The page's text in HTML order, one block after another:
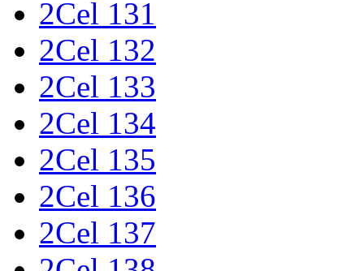
2Cel 131
2Cel 132
2Cel 133
2Cel 134
2Cel 135
2Cel 136
2Cel 137